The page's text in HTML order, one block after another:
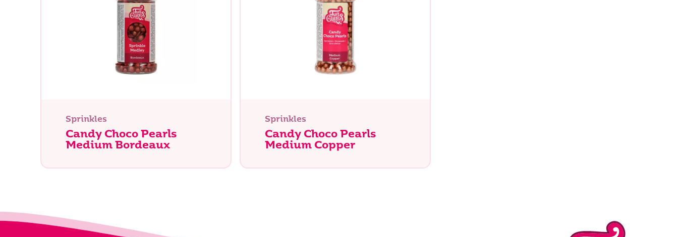
Sprinkles
Candy Choco Pearls
Medium Bordeaux
Sprinkles
Candy Choco Pearls
Medium Copper